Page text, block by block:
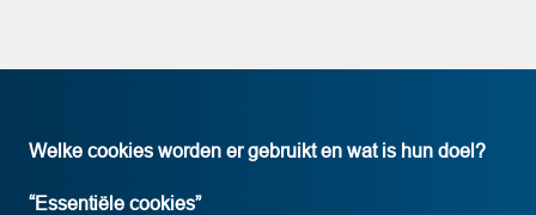
Welke cookies worden er gebruikt en wat is hun doel?
“Essentiële cookies”